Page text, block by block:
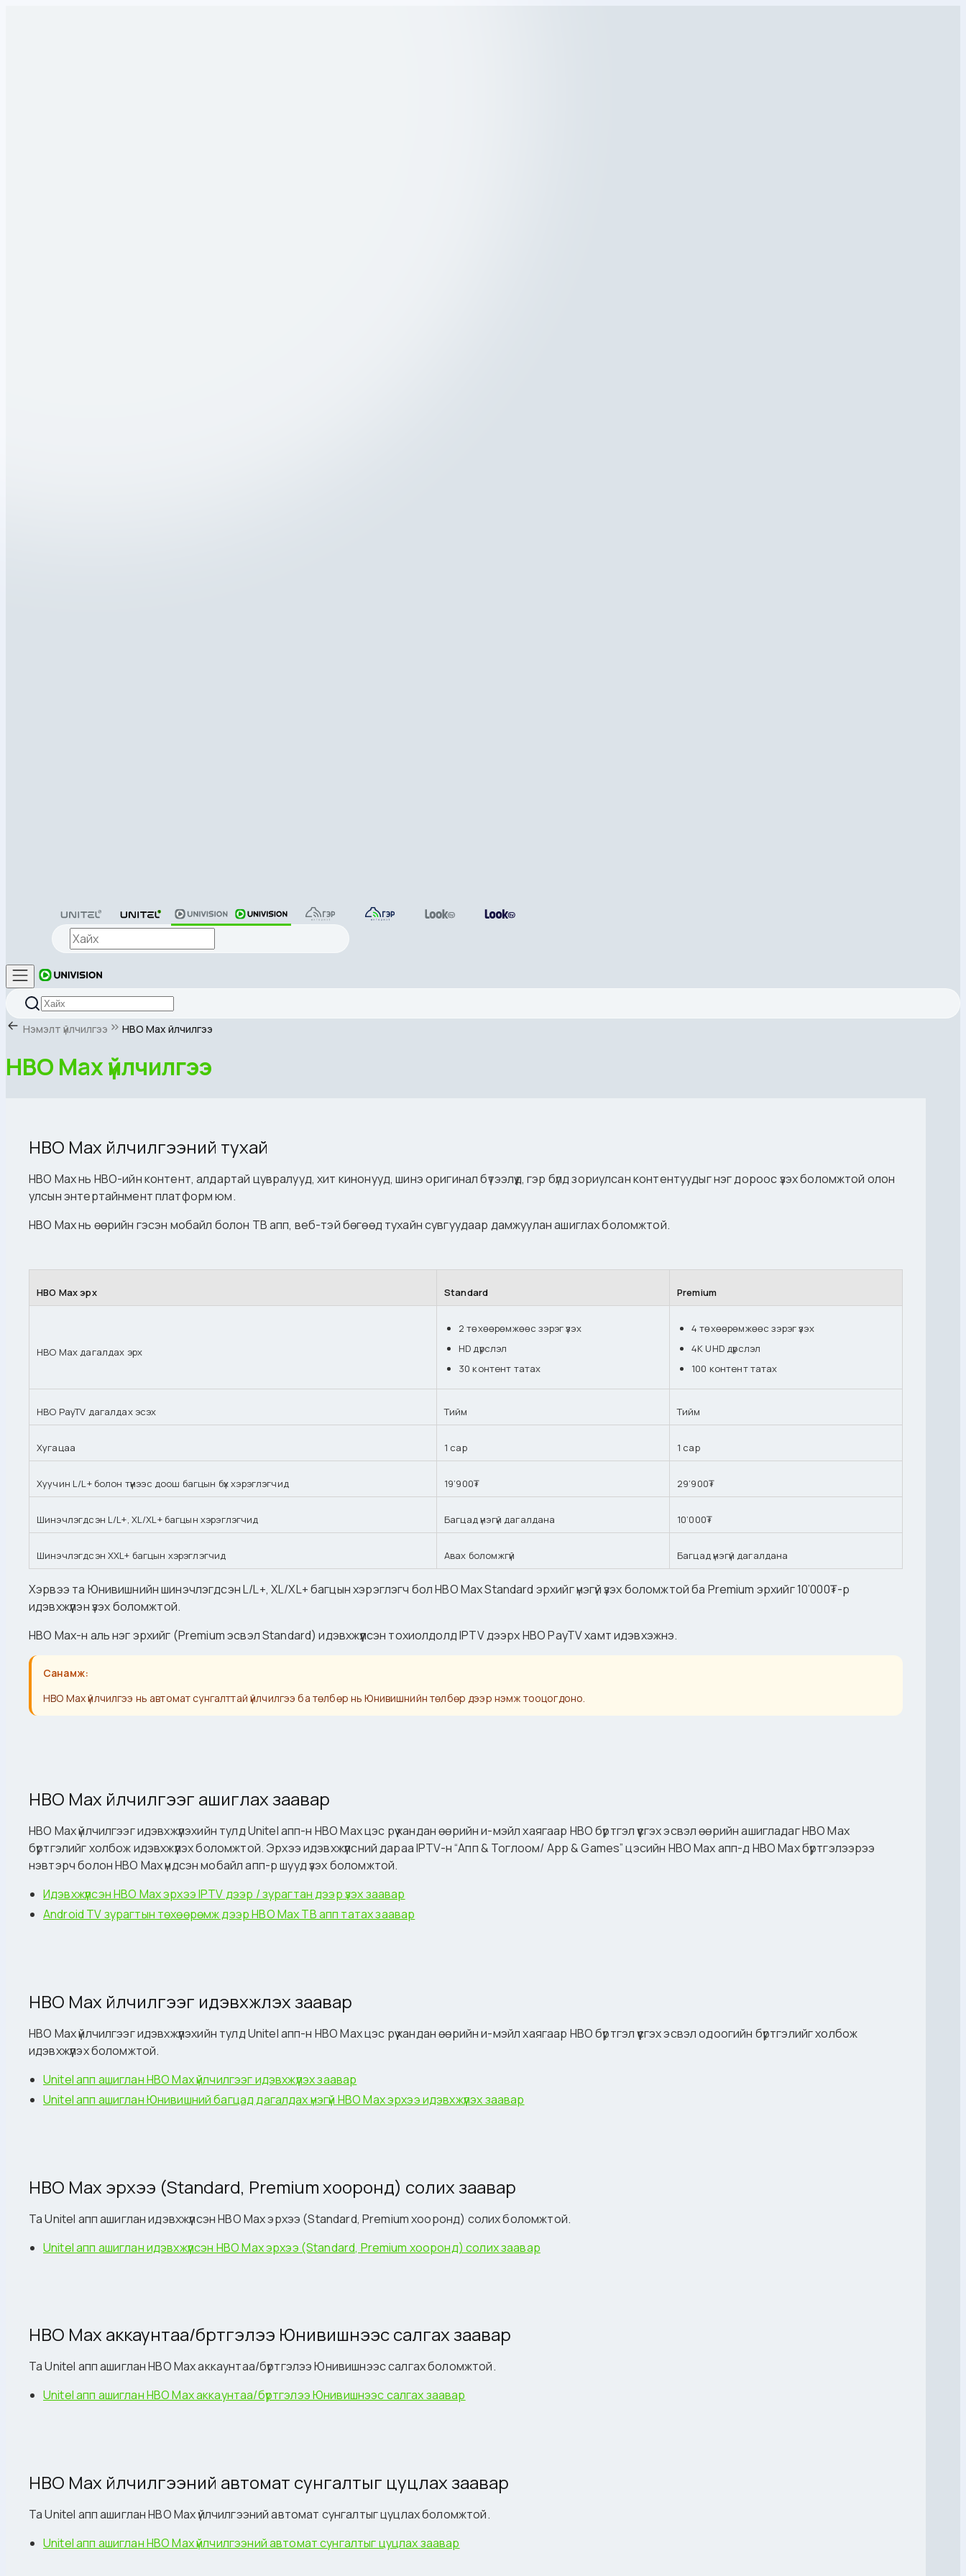
Нэмэлт үйлчилгээ HBO Max үйлчилгээ
HBO Max үйлчилгээ
HBO Max үйлчилгээний тухай
HBO Max нь HBO-ийн контент, алдартай цувралууд, хит кинонууд, шинэ оригинал бүтээлүүд, гэр бүлд зориулсан контентуудыг нэг дороос үзэх боломжтой олон
улсын энтертайнмент платформ юм.
HBO Max нь өөрийн гэсэн мобайл болон ТВ апп, веб-тэй бөгөөд тухайн сувгуудаар дамжуулан ашиглах боломжтой.
HBO Max эрх Standard Premium
HBO Max дагалдах эрх
2 төхөөрөмжөөс зэрэг үзэх
HD дүрслэл
30 контент татах
4 төхөөрөмжөөс зэрэг үзэх
4K UHD дүрслэл
100 контент татах
HBO PayTV дагалдах эсэх Тийм Тийм
Хугацаа 1 сар 1 сар
Хуучин L/L+ болон түүнээс доош багцын бүх хэрэглэгчид 19’900₮ 29’900₮
Шинэчлэгдсэн L/L+, XL/XL+ багцын хэрэглэгчид Багцад үнэгүй дагалдана 10’000₮
Шинэчлэгдсэн XXL+ багцын хэрэглэгчид Авах боломжгүй Багцад үнэгүй дагалдана
Хэрвээ та Юнивишнийн шинэчлэгдсэн L/L+, XL/XL+ багцын хэрэглэгч бол HBO Max Standard эрхийг үнэгүй үзэх боломжтой ба Premium эрхийг 10’000₮-р
идэвхжүүлэн үзэх боломжтой.
HBO Max-н аль нэг эрхийг (Premium эсвэл Standard) идэвхжүүлсэн тохиолдолд IPTV дээрх HBO PayTV хамт идэвхэжнэ.
Санамж:
HBO Max үйлчилгээ нь автомат сунгалттай үйлчилгээ ба төлбөр нь Юнивишнийн төлбөр дээр нэмж тооцогдоно.
HBO Max үйлчилгээг ашиглах заавар
HBO Max үйлчилгээг идэвхжүүлэхийн тулд Unitel апп-н HBO Max цэс рүү хандан өөрийн и-мэйл хаягаар HBO бүртгэл үүсгэх эсвэл өөрийн ашигладаг HBO Max
бүртгэлийг холбож идэвхжүүлэх боломжтой. Эрхээ идэвхжүүлсний дараа IPTV-н “Апп & Тоглоом/ App & Games” цэсийн HBO Max апп-д HBO Max бүртгэлээрээ
нэвтэрч болон HBO Max үндсэн мобайл апп-р шууд үзэх боломжтой.
Идэвхжүүлсэн HBO Max эрхээ IPTV дээр / зурагтан дээр үзэх заавар
Android TV зурагтын төхөөрөмж дээр HBO Max ТВ апп татах заавар
HBO Max үйлчилгээг идэвхжүүлэх заавар
HBO Max үйлчилгээг идэвхжүүлэхийн тулд Unitel апп-н HBO Max цэс рүү хандан өөрийн и-мэйл хаягаар HBO бүртгэл үүсгэх эсвэл одоогийн бүртгэлийг холбож
идэвхжүүлэх боломжтой.
Unitel апп ашиглан HBO Max үйлчилгээг идэвхжүүлэх заавар
Unitel апп ашиглан Юнивишний багцад дагалдах үнэгүй HBO Max эрхээ идэвхжүүлэх заавар
HBO Max эрхээ (Standard, Premium хооронд) солих заавар
Та Unitel апп ашиглан идэвхжүүлсэн HBO Max эрхээ (Standard, Premium хооронд) солих боломжтой.
Unitel апп ашиглан идэвхжүүлсэн HBO Max эрхээ (Standard, Premium хооронд) солих заавар
HBO Max аккаунтаа/бүртгэлээ Юнивишнээс салгах заавар
Та Unitel апп ашиглан HBO Max аккаунтаа/бүртгэлээ Юнивишнээс салгах боломжтой.
Unitel апп ашиглан HBO Max аккаунтаа/бүртгэлээ Юнивишнээс салгах заавар
HBO Max үйлчилгээний автомат сунгалтыг цуцлах заавар
Та Unitel апп ашиглан HBO Max үйлчилгээний автомат сунгалтыг цуцлах боломжтой.
Unitel апп ашиглан HBO Max үйлчилгээний автомат сунгалтыг цуцлах заавар